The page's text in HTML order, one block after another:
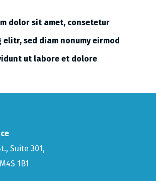
dolor sit amet, consetetur
elitr, sed diam nonumy eirmod
ut labore et dolore
Suite 301,
1B1